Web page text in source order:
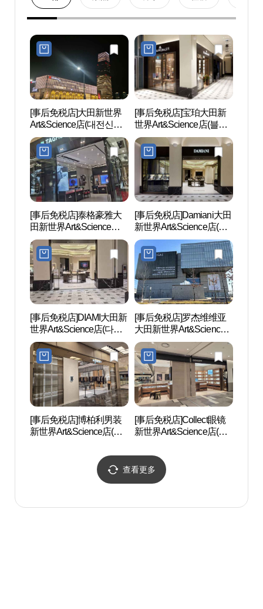
[事后免税店]大田新世界
Art&Science店(대전신세
계 Art&Science점)
[事后免税店]宝珀大田新
世界Art&Science店(블랑
팡 대전신세계
Art&Science점)
[事后免税店]泰格豪雅大
田新世界Art&Science店
(태그호이어 대전신세계
Art&Science점)
[事后免税店]Damiani大田
新世界Art&Science店(다
미아니 대전신세계
Art&Science점)
[事后免税店]DIAMI大田新
世界Art&Science店(다이
아미 대전신세계
Art&Science점)
[事后免税店]罗杰维维亚
大田新世界Art&Science
店(로저비비에 대전신세
계 Art&Science점)
[事后免税店]博柏利男装
新世界Art&Science店(버
[事后免税店]Collect眼镜
新世界Art&Science店(콜
Art&Science점)
查看更多